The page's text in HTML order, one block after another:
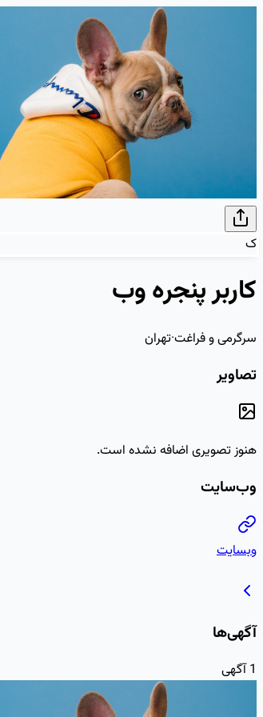
ک
کاربر پنجره وب
سرگرمی و فراغت·تهران
تصاویر
هنوز تصویری اضافه نشده است.
وب‌سایت
وبسایت
آگهی‌ها
1آگهی